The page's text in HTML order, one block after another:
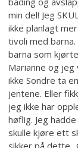
min del! Jeg
ikke planlagt
tivoli med
barna som
Marianne og
ikke Sondre ta
jentene. Eller
jeg ikke har
høflig. Jeg
skulle kjøre ett